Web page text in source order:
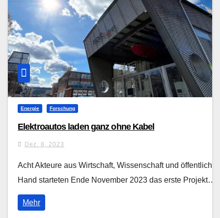
Energie Forschung
Elektroautos laden ganz ohne Kabel
Dez. 8, 2023
Acht Akteure aus Wirtschaft, Wissenschaft und öffentlicher
Hand starteten Ende November 2023 das erste Projekt…
Mehr